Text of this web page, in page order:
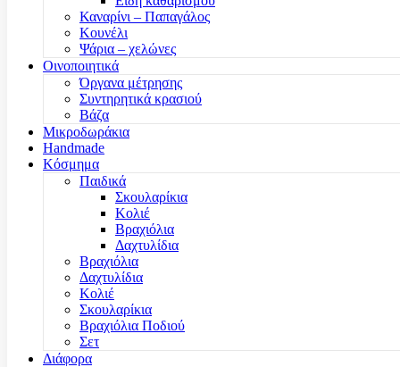
Καναρίνι – Παπαγάλος
Κουνέλι
Ψάρια – χελώνες
Οινοποιητικά
Όργανα μέτρησης
Συντηρητικά κρασιού
Βάζα
Μικροδωράκια
Handmade
Κόσμημα
Παιδικά
Σκουλαρίκια
Κολιέ
Βραχιόλια
Δαχτυλίδια
Βραχιόλια
Δαχτυλίδια
Κολιέ
Σκουλαρίκια
Βραχιόλια Ποδιού
Σετ
Διάφορα